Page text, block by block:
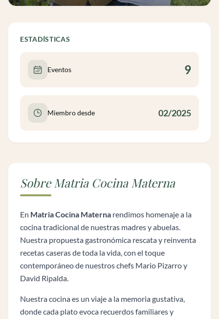
ESTADÍSTICAS
Eventos 9
Miembro desde 02/2025
Sobre Matria Cocina Materna
En Matria Cocina Materna rendimos homenaje a la
cocina tradicional de nuestras madres y abuelas.
Nuestra propuesta gastronómica rescata y reinventa
recetas caseras de toda la vida, con el toque
contemporáneo de nuestros chefs Mario Pizarro y
David Ripalda.
Nuestra cocina es un viaje a la memoria gustativa,
donde cada plato evoca recuerdos familiares y